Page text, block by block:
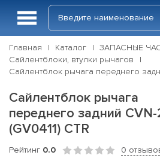
Главная Каталог ЗАПАСНЫЕ
Сайлентблоки, втулки рычагов
Сайлентблок рычага переднего
Сайлентблок рычага
переднего задний
(GV0411) CTR
Рейтинг 0.0 0